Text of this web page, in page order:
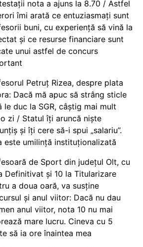
nota a ajuns la 8.70 / Astfel
îmi arată ce entuziasmați sunt
buni, cu experiență să vină la
și ce resurse financiare sunt
unui astfel de concurs
Petruț Rizea, despre plata
Dacă mă apuc să strâng sticle
le duc la SGR, câștig mai mult
zi / Statul îți aruncă niște
și îți cere să-i spui „salariu”.
este umilință instituționalizată
de Sport din județul Olt, cu
Definitivat și 10 la Titularizare
a doua oară, va susține
și anul viitor: Dacă nu dau
anul viitor, nota 10 nu mai
mare lucru. Cineva cu 5
să ia ore înaintea mea